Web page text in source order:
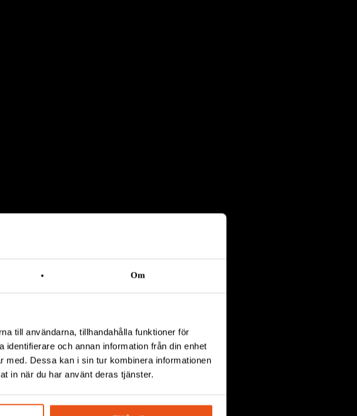
Om
till användarna, tillhandahålla funktioner för
och annan information från din enhet
Dessa kan i sin tur kombinera informationen
in när du har använt deras tjänster.